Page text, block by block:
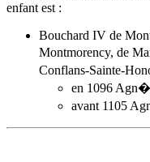
enfant est :
Bouchard IV de
Montmorency, de
Conflans-Sainte-
en 1096
avant 1105